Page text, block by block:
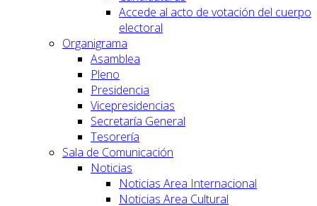
Accede al acto de votación del cuerpo
electoral
Organigrama
Asamblea
Pleno
Presidencia
Vicepresidencias
Secretaría General
Tesorería
Sala de Comunicación
Noticias
Noticias Area Internacional
Noticias Area Cultural